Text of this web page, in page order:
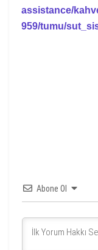
assistance/
959/tumu/
Abone Ol